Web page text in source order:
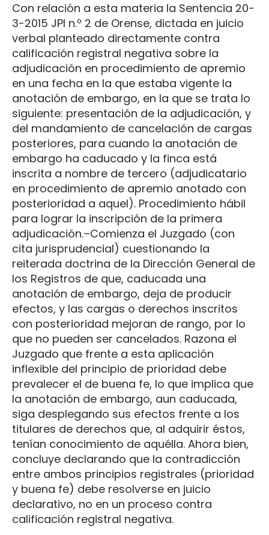
Con relación a esta materia la Sentencia 20-
3-2015 JPI n.º 2 de Orense, dictada en juicio
verbal planteado directamente contra
calificación registral negativa sobre la
adjudicación en procedimiento de apremio
en una fecha en la que estaba vigente la
anotación de embargo, en la que se trata lo
siguiente: presentación de la adjudicación, y
del mandamiento de cancelación de cargas
posteriores, para cuando la anotación de
embargo ha caducado y la finca está
inscrita a nombre de tercero (adjudicatario
en procedimiento de apremio anotado con
posterioridad a aquel). Procedimiento hábil
para lograr la inscripción de la primera
adjudicación.–Comienza el Juzgado (con
cita jurisprudencial) cuestionando la
reiterada doctrina de la Dirección General de
los Registros de que, caducada una
anotación de embargo, deja de producir
efectos, y las cargas o derechos inscritos
con posterioridad mejoran de rango, por lo
que no pueden ser cancelados. Razona el
Juzgado que frente a esta aplicación
inflexible del principio de prioridad debe
prevalecer el de buena fe, lo que implica que
la anotación de embargo, aun caducada,
siga desplegando sus efectos frente a los
titulares de derechos que, al adquirir éstos,
tenían conocimiento de aquélla. Ahora bien,
concluye declarando que la contradicción
entre ambos principios registrales (prioridad
y buena fe) debe resolverse en juicio
declarativo, no en un proceso contra
calificación registral negativa.